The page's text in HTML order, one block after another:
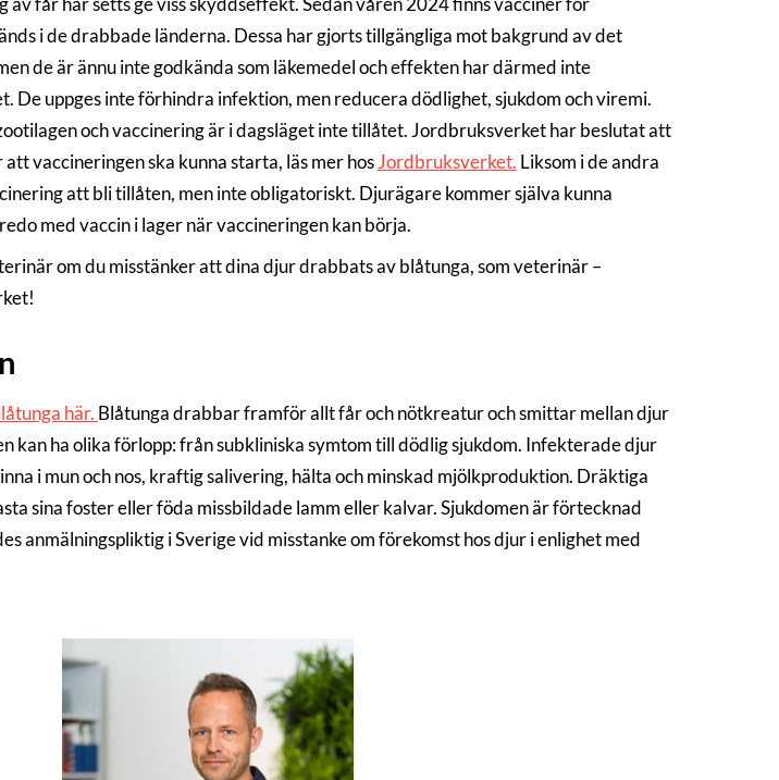
i de drabbade länderna. Dessa har gjorts tillgängliga mot bakgrund av det
de är ännu inte godkända som läkemedel och effekten har därmed inte
De uppges inte förhindra infektion, men reducera dödlighet, sjukdom och viremi.
och vaccinering är i dagsläget inte tillåtet. Jordbruksverket har beslutat att
vaccineringen ska kunna starta, läs mer hosJordbruksverket. Liksom i de andra
att bli tillåten, men inte obligatoriskt. Djurägare kommer själva kunna
med vaccin i lager när vaccineringen kan börja.
om du misstänker att dina djur drabbats av blåtunga, som veterinär –
här. Blåtunga drabbar framför allt får och nötkreatur och smittar mellan djur
kan ha olika förlopp: från subkliniska symtom till dödlig sjukdom. Infekterade djur
i mun och nos, kraftig salivering, hälta och minskad mjölkproduktion. Dräktiga
sina foster eller föda missbildade lamm eller kalvar. Sjukdomen är förtecknad
anmälningspliktig i Sverige vid misstanke om förekomst hos djur i enlighet med